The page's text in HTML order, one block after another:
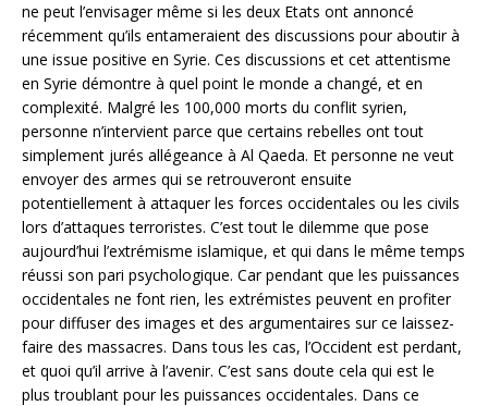
ne peut l’envisager même si les deux Etats ont annoncé
récemment qu’ils entameraient des discussions pour aboutir à
une issue positive en Syrie. Ces discussions et cet attentisme
en Syrie démontre à quel point le monde a changé, et en
complexité. Malgré les 100,000 morts du conflit syrien,
personne n’intervient parce que certains rebelles ont tout
simplement jurés allégeance à Al Qaeda. Et personne ne veut
envoyer des armes qui se retrouveront ensuite
potentiellement à attaquer les forces occidentales ou les civils
lors d’attaques terroristes. C’est tout le dilemme que pose
aujourd’hui l’extrémisme islamique, et qui dans le même temps
réussi son pari psychologique. Car pendant que les puissances
occidentales ne font rien, les extrémistes peuvent en profiter
pour diffuser des images et des argumentaires sur ce laissez-
faire des massacres. Dans tous les cas, l’Occident est perdant,
et quoi qu’il arrive à l’avenir. C’est sans doute cela qui est le
plus troublant pour les puissances occidentales. Dans ce